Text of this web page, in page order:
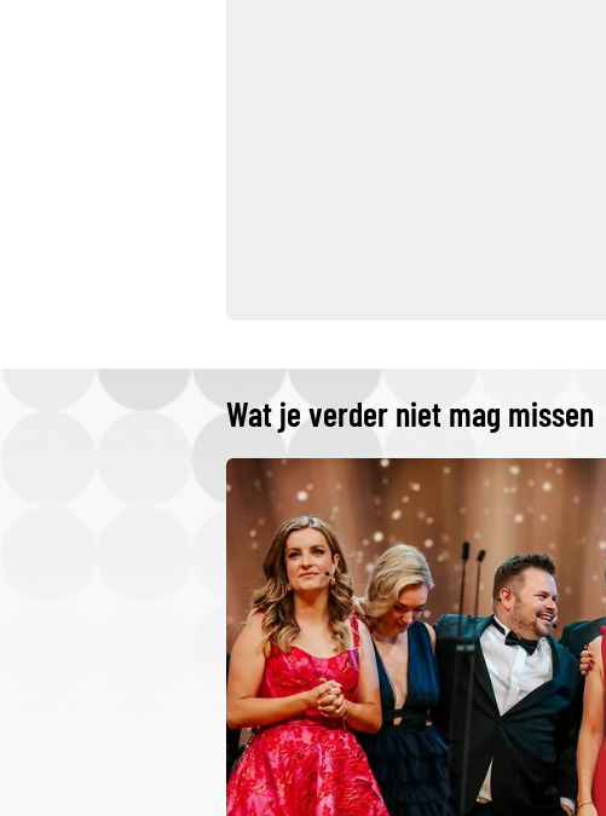
Wat je verder niet mag missen